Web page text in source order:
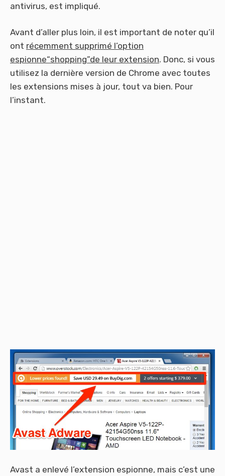
antivirus, est impliqué.
Avant d’aller plus loin, il est important de noter qu’il
ont récemment supprimé l’option
espionne“shopping”de leur extension. Donc, si vous
utilisez la dernière version de Chrome avec toutes
les extensions mises à jour, tout va bien. Pour
l’instant.
Avast a enlevé l’extension espionne, mais c’est une